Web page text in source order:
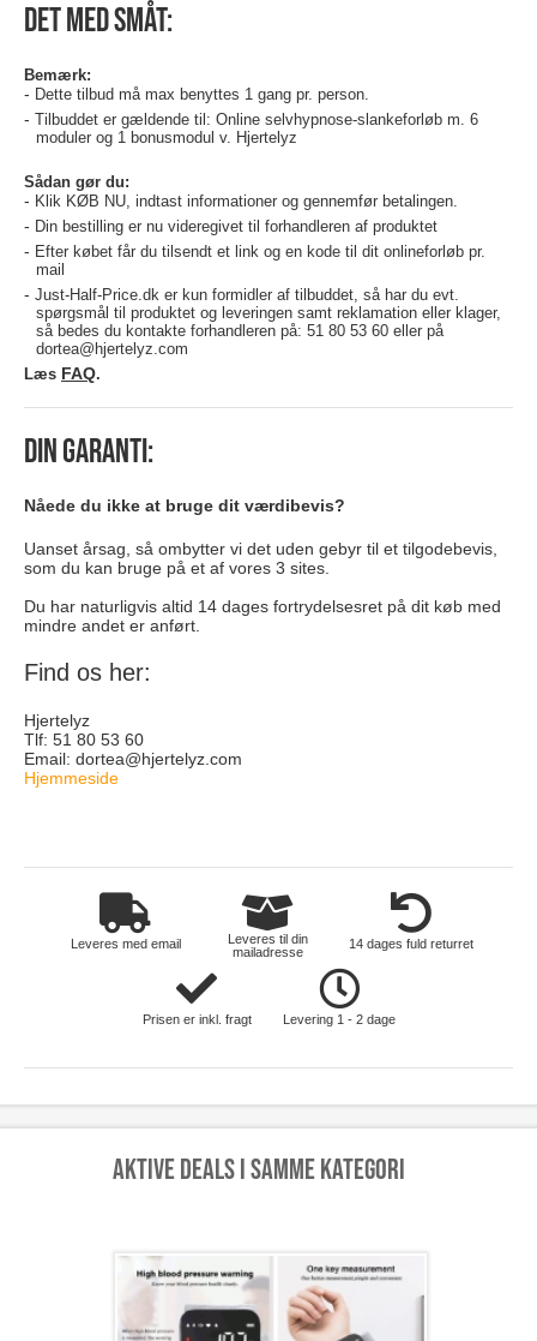
Det med småt:
Bemærk:
Dette tilbud må max benyttes 1 gang pr. person.
Tilbuddet er gældende til: Online selvhypnose-slankeforløb m. 6
moduler og 1 bonusmodul v. Hjertelyz
Sådan gør du:
Klik KØB NU, indtast informationer og gennemfør betalingen.
Din bestilling er nu videregivet til forhandleren af produktet
Efter købet får du tilsendt et link og en kode til dit onlineforløb pr.
mail
Just-Half-Price.dk er kun formidler af tilbuddet, så har du evt.
spørgsmål til produktet og leveringen samt reklamation eller klager,
så bedes du kontakte forhandleren på: 51 80 53 60 eller på
dortea@hjertelyz.com
Læs FAQ.
Din garanti:
Nåede du ikke at bruge dit værdibevis?
Uanset årsag, så ombytter vi det uden gebyr til et tilgodebevis,
som du kan bruge på et af vores 3 sites.
Du har naturligvis altid 14 dages fortrydelsesret på dit køb med
mindre andet er anført.
Find os her:
Hjertelyz
Tlf: 51 80 53 60
Email: dortea@hjertelyz.com
Hjemmeside
Leveres med email
Leveres til din
mailadresse
14 dages fuld returret
Prisen er inkl. fragt Levering 1 - 2 dage
Aktive deals i samme kategori